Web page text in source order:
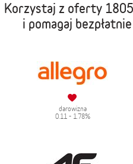
Korzystaj z oferty
i pomagaj
darowizna
0.11 - 1.78%